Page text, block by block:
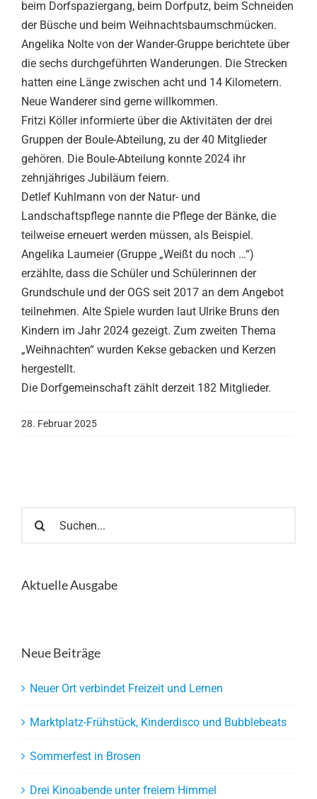
beim Dorfspaziergang, beim Dorfputz, beim Schneiden
der Büsche und beim Weihnachtsbaumschmücken.
Angelika Nolte von der Wander-Gruppe berichtete über
die sechs durchgeführten Wanderungen. Die Strecken
hatten eine Länge zwischen acht und 14 Kilometern.
Neue Wanderer sind gerne willkommen.
Fritzi Köller informierte über die Aktivitäten der drei
Gruppen der Boule-Abteilung, zu der 40 Mitglieder
gehören. Die Boule-Abteilung konnte 2024 ihr
zehnjähriges Jubiläum feiern.
Detlef Kuhlmann von der Natur- und
Landschaftspflege nannte die Pflege der Bänke, die
teilweise erneuert werden müssen, als Beispiel.
Angelika Laumeier (Gruppe „Weißt du noch …“)
erzählte, dass die Schüler und Schülerinnen der
Grundschule und der OGS seit 2017 an dem Angebot
teilnehmen. Alte Spiele wurden laut Ulrike Bruns den
Kindern im Jahr 2024 gezeigt. Zum zweiten Thema
„Weihnachten“ wurden Kekse gebacken und Kerzen
hergestellt.
Die Dorfgemeinschaft zählt derzeit 182 Mitglieder.
28. Februar 2025
nach:
Aktuelle Ausgabe
Neue Beiträge
Neuer Ort verbindet Freizeit und Lernen
Marktplatz-Frühstück, Kinderdisco und Bubblebeats
Sommerfest in Brosen
Drei Kinoabende unter freiem Himmel